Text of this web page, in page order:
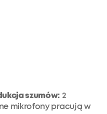
szumów: 2
mikrofony pracują w